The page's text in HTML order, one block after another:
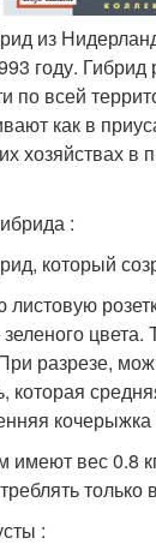
из
году.
по всей
как в
хозяйствах
:
который
листовую
цвета.
разрезе,
которая
кочерыжка
имеют вес 0.8
только
: